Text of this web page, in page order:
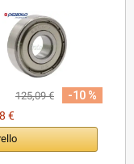
125,09 €
-10 %
€